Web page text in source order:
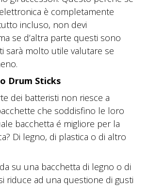
è completamente
incluso, non devi
se d’altra parte questi sono
sarà molto utile valutare se
Drum Sticks
dei batteristi non riesce a
che soddisfino le loro
bacchetta é migliore per la
Di legno, di plastica o di altro
su una bacchetta di legno o di
riduce ad una questione di gusti